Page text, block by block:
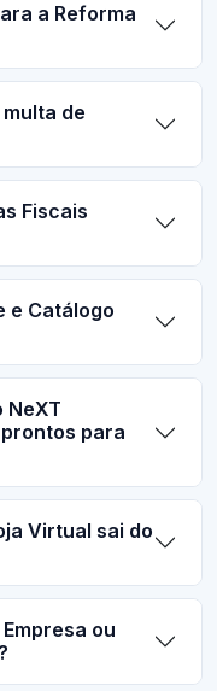
a Reforma
de
Fiscais
e Catálogo
NeXT
para
Virtual sai do
ou